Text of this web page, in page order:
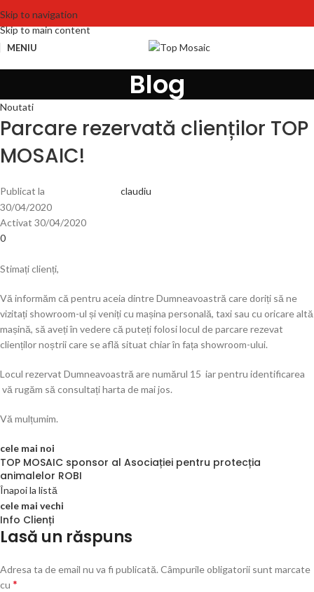
Skip to navigation
Skip to main content
MENIU
Blog
Noutati
Parcare rezervată clienților TOP
MOSAIC!
Publicat la
claudiu
30/04/2020
Activat 30/04/2020
0
Stimați clienți,
Vă informăm că pentru aceia dintre Dumneavoastră care doriți să ne
vizitați showroom-ul și veniți cu mașina personală, taxi sau cu oricare altă
mașină, să aveți în vedere că puteți folosi locul de parcare rezevat
clienților noștrii care se află situat chiar în fața showroom-ului.
Locul rezervat Dumneavoastră are numărul 15 iar pentru identificarea
vă rugăm să consultați harta de mai jos.
Vă mulțumim.
cele mai noi
TOP MOSAIC sponsor al Asociației pentru protecția
animalelor ROBI
Înapoi la listă
cele mai vechi
Info Clienți
Lasă un răspuns
Adresa ta de email nu va fi publicată.Câmpurile obligatorii sunt marcate
cu *